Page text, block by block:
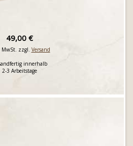
49,00 €
zzgl. Versand
innerhalb
2-3 Arbeitstage